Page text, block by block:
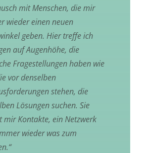
mit Menschen, die mir
wieder einen neuen
geben. Hier treffe ich
auf Augenhöhe, die
Fragestellungen haben wie
vor denselben
stehen, die
Lösungen suchen. Sie
mir Kontakte, ein Netzwerk
wieder was zum